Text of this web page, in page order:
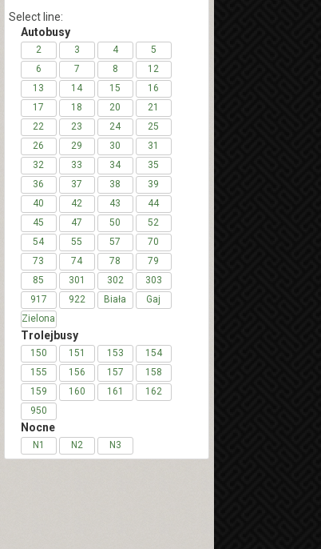
Select line:
Autobusy
2 3 4
5
6
7 8
12
13
14 15
16
17
18 20
21
22
23 24
25
26
29 30
31
32
33 34
35
36
37 38
39
40
42 43
44
45
47 50
52
54
55 57
70
73
74 78
79
85
301 302
303
917
922 Biała
Gaj
Zielona
Trolejbusy
150 151 153
154
155
156 157
158
159
160 161
162
950
Nocne
N1 N2 N3